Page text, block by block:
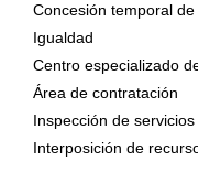
Concesión temporal
Igualdad
Centro especializado
Área de contratación
Inspección de servicios
Interposición de